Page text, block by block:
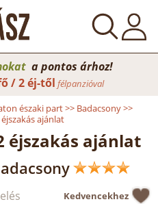
a pontos árhoz!
/ 2 éj-től félpanzióval
északi part>> Badacsony>>
ajánlat
éjszakás ajánlat
Kedvencekhez